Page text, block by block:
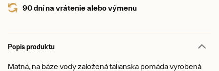
90 dní na vrátenie alebo výmenu
Popis produktu
Matná, na báze vody založená talianska pomáda vyrobená